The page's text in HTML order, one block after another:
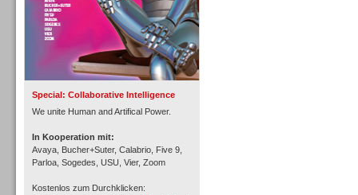
Special: Collaborative Intelligence
We unite Human and Artifical Power.
In Kooperation mit:
Avaya, Bucher+Suter, Calabrio, Five 9,
Parloa, Sogedes, USU, Vier, Zoom
Kostenlos zum Durchklicken:
Inbound